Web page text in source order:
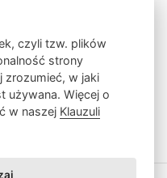
lokalny pośrednik
czyli tzw. plików
strony
zrozumieć, w jaki
używana. Więcej o
w naszej Klauzuli